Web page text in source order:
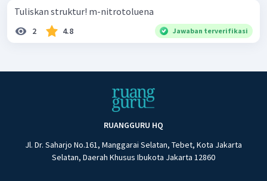
Tuliskan struktur! m-nitrotoluena
2 4.8 Jawaban terverifikasi
RUANGGURU HQ
Jl. Dr. Saharjo No.161, Manggarai Selatan, Tebet, Kota Jakarta
Selatan, Daerah Khusus Ibukota Jakarta 12860